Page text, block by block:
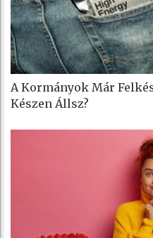
A Kormányok Már
Készen Állsz?